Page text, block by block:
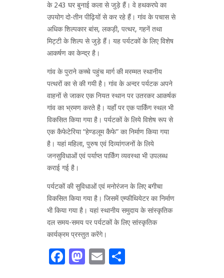
के 243 घर बुनाई कला से जुड़े हैं। वे हथकरघे का
उपयोग दो-तीन पीढ़ियों से कर रहे हैं। गांव के पचास से
अधिक शिल्पकार बांस, लकड़ी, पत्थर, गहनें तथा
मिट्टी के शिल्प से जुड़े हैं। यह पर्यटकों के लिए विशेष
आकर्षण का केन्द्र है।
गांव के पुराने कच्चे पहुंच मार्ग की मरम्मत स्थानीय
पत्थरों का से की गयी है। गांव के अन्दर पर्यटक अपने
वाहनों से जाकर एक नियत स्थान पर उतरकर आकर्षक
गांव का भ्रमण करते है। यहाँ पर एक पार्किंग स्थल भी
विकसित किया गया है। पर्यटकों के लिये विशेष रूप से
एक कैफेटेरिया “हेण्डलूम कैफे” का निर्माण किया गया
है। यहां महिला, पुरुष एवं दिव्यांगजनों के लिये
जनसुविधाओं एवं पर्याप्त पार्किंग व्यवस्था भी उपलब्ध
कराई गई है।
पर्यटकों की सुविधाओं एवं मनोरंजन के लिए बगीचा
विकसित किया गया है। जिसमें एम्फीथियेटर का निर्माण
भी किया गया है। यहां स्थानीय समुदाय के सांस्कृतिक
दल समय-समय पर पर्यटकों के लिए सांस्कृतिक
कार्यक्रम प्रस्तुत करेंगे।
Facebook
Mastodon
Email